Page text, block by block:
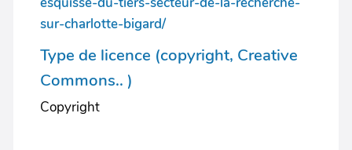
sur-charlotte-bigard/
Type de licence (copyright, Creative
Commons.. )
Copyright